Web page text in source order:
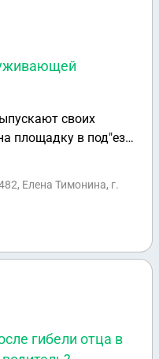
своих
площадку в под"езд,
под"ездов
чтобы
Елена Тимонина, г.
гибели отца в